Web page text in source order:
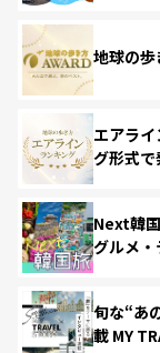
地球の
エアラ
グ形式で
Next韓
グルメ・
旬な“あ
載 MY